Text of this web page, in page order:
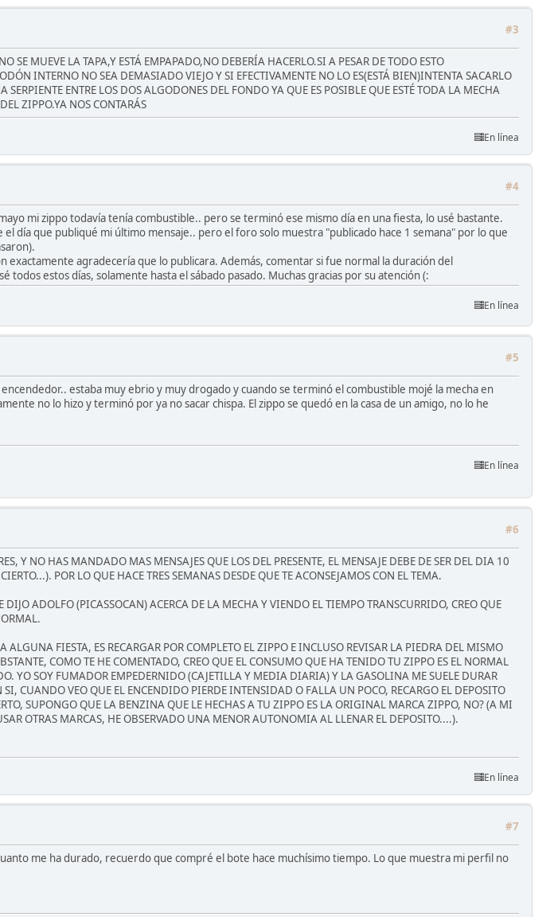
#3
SE MUEVE LA TAPA,Y ESTÁ EMPAPADO,NO DEBERÍA HACERLO.SI A PESAR DE TODO ESTO
INTERNO NO SEA DEMASIADO VIEJO Y SI EFECTIVAMENTE NO LO ES(ESTÁ BIEN)INTENTA SACARLO
ENTRE LOS DOS ALGODONES DEL FONDO YA QUE ES POSIBLE QUE ESTÉ TODA LA MECHA
ZIPPO.YA NOS CONTARÁS
En línea
#4
mi zippo todavía tenía combustible.. pero se terminó ese mismo día en una fiesta, lo usé bastante.
día que publiqué mi último mensaje.. pero el foro solo muestra "publicado hace 1 semana" por lo que
exactamente agradecería que lo publicara. Además, comentar si fue normal la duración del
todos estos días, solamente hasta el sábado pasado. Muchas gracias por su atención (:
En línea
#5
estaba muy ebrio y muy drogado y cuando se terminó el combustible mojé la mecha en
no lo hizo y terminó por ya no sacar chispa. El zippo se quedó en la casa de un amigo, no lo he
En línea
#6
Y NO HAS MANDADO MAS MENSAJES QUE LOS DEL PRESENTE, EL MENSAJE DEBE DE SER DEL DIA 10
POR LO QUE HACE TRES SEMANAS DESDE QUE TE ACONSEJAMOS CON EL TEMA.
ADOLFO (PICASSOCAN) ACERCA DE LA MECHA Y VIENDO EL TIEMPO TRANSCURRIDO, CREO QUE
ALGUNA FIESTA, ES RECARGAR POR COMPLETO EL ZIPPO E INCLUSO REVISAR LA PIEDRA DEL MISMO
COMO TE HE COMENTADO, CREO QUE EL CONSUMO QUE HA TENIDO TU ZIPPO ES EL NORMAL
YO SOY FUMADOR EMPEDERNIDO (CAJETILLA Y MEDIA DIARIA) Y LA GASOLINA ME SUELE DURAR
CUANDO VEO QUE EL ENCENDIDO PIERDE INTENSIDAD O FALLA UN POCO, RECARGO EL DEPOSITO
SUPONGO QUE LA BENZINA QUE LE HECHAS A TU ZIPPO ES LA ORIGINAL MARCA ZIPPO, NO? (A MI
OTRAS MARCAS, HE OBSERVADO UNA MENOR AUTONOMIA AL LLENAR EL DEPOSITO....).
En línea
#7
me ha durado, recuerdo que compré el bote hace muchísimo tiempo. Lo que muestra mi perfil no